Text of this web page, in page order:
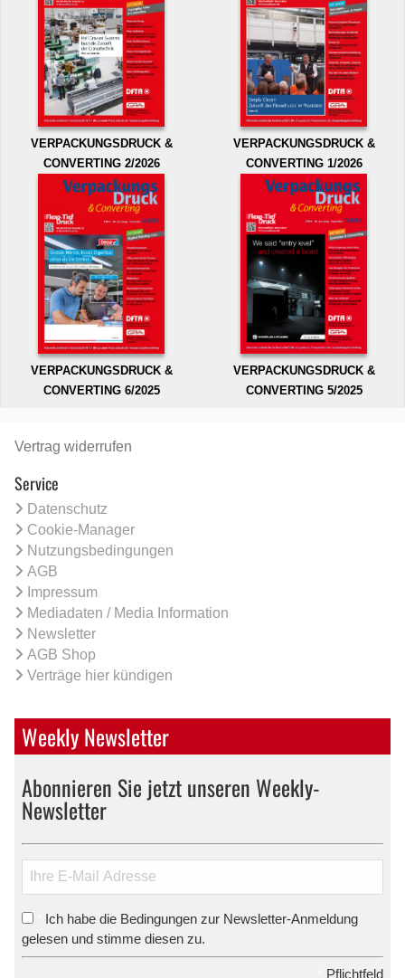
VERPACKUNGSDRUCK &
CONVERTING 2/2026
VERPACKUNGSDRUCK &
CONVERTING 1/2026
VERPACKUNGSDRUCK &
CONVERTING 6/2025
VERPACKUNGSDRUCK &
CONVERTING 5/2025
Vertrag widerrufen
Service
Datenschutz
Cookie-Manager
Nutzungsbedingungen
AGB
Impressum
Mediadaten / Media Information
Newsletter
AGB Shop
Verträge hier kündigen
Weekly Newsletter
Abonnieren Sie jetzt unseren Weekly-
Newsletter
Ich habe die Bedingungen zur Newsletter-Anmeldung
gelesen und stimme diesen zu.
Pflichtfeld